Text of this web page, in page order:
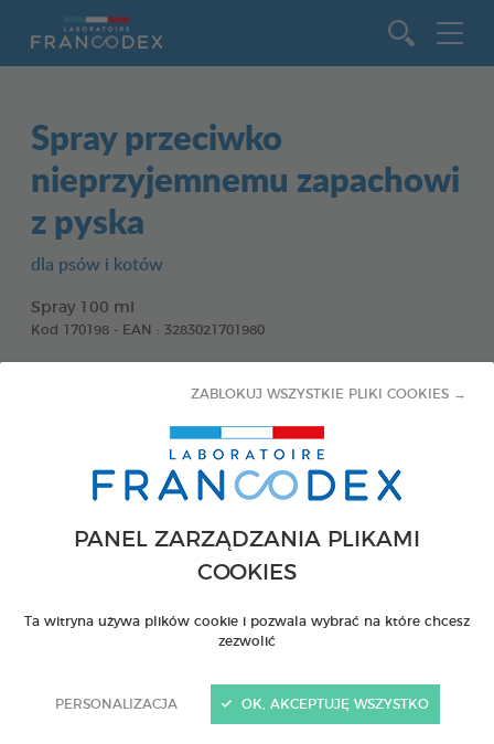
PANEL ZARZĄDZANIA PLIKAMI
COOKIES
Ta witryna używa plików cookie i pozwala wybrać na które chcesz
zezwolić
PERSONALIZACJA
ZABLOKUJ WSZYSTKIE PLIKI COOKIES →
OK, AKCEPTUJĘ WSZYSTKO
Spray przeciwko
nieprzyjemnemu zapachowi
z pyska
dla psów i kotów
Spray 100 ml
Kod 170198 - EAN : 3283021701980